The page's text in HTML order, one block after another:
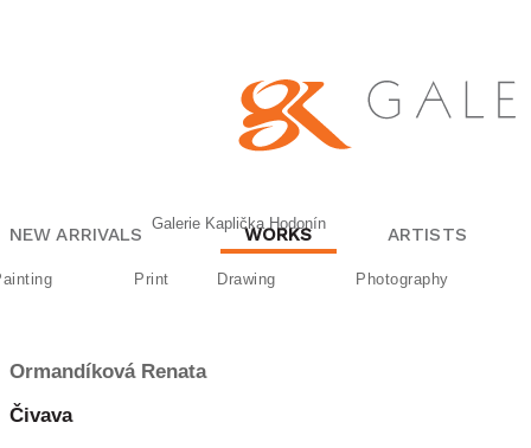
Galerie Kaplička Hodonín
NEW ARRIVALS WORKS ARTISTS
Print Drawing Photography
OrmandíkováRenata
Čivava